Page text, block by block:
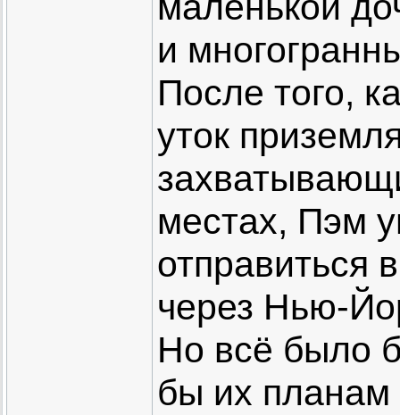
и
После того,
уток
местах, Пэм
отправиться
через Нью-
Но всё было
бы их